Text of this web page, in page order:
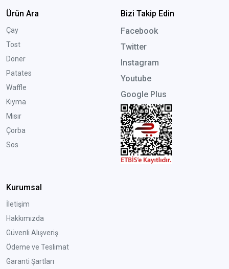
Ürün Ara
Çay
Tost
Döner
Patates
Waffle
Kıyma
Mısır
Çorba
Sos
Bizi Takip Edin
Facebook
Twitter
Instagram
Youtube
Google Plus
Kurumsal
İletişim
Hakkımızda
Güvenli Alışveriş
Ödeme ve Teslimat
Garanti Şartları